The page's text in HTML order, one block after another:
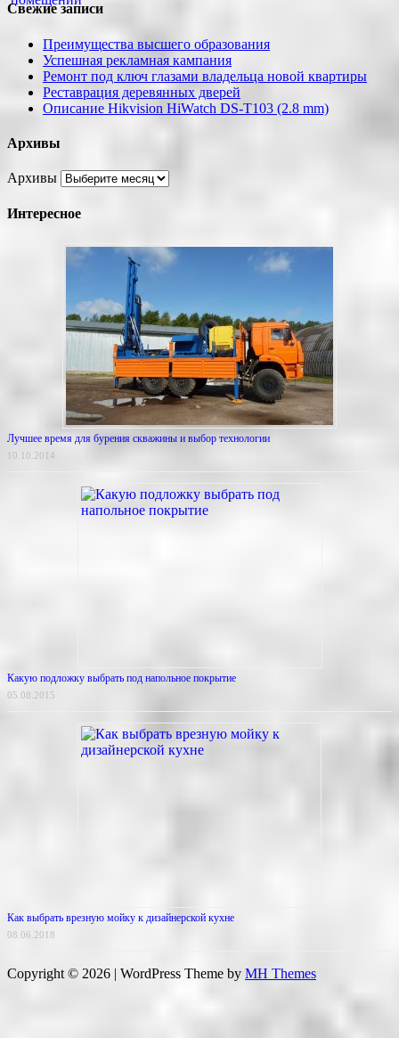
Свежие записи
Преимущества высшего образования
Успешная рекламная кампания
Ремонт под ключ глазами владельца новой квартиры
Реставрация деревянных дверей
Описание Hikvision HiWatch DS-T103 (2.8 mm)
Архивы
Архивы
Интересное
Лучшее время для бурения скважины и выбор технологии
10.10.2014
Какую подложку выбрать под напольное покрытие
05.08.2015
Как выбрать врезную мойку к дизайнерской кухне
08.06.2018
Copyright © 2026 | WordPress Theme by MH Themes